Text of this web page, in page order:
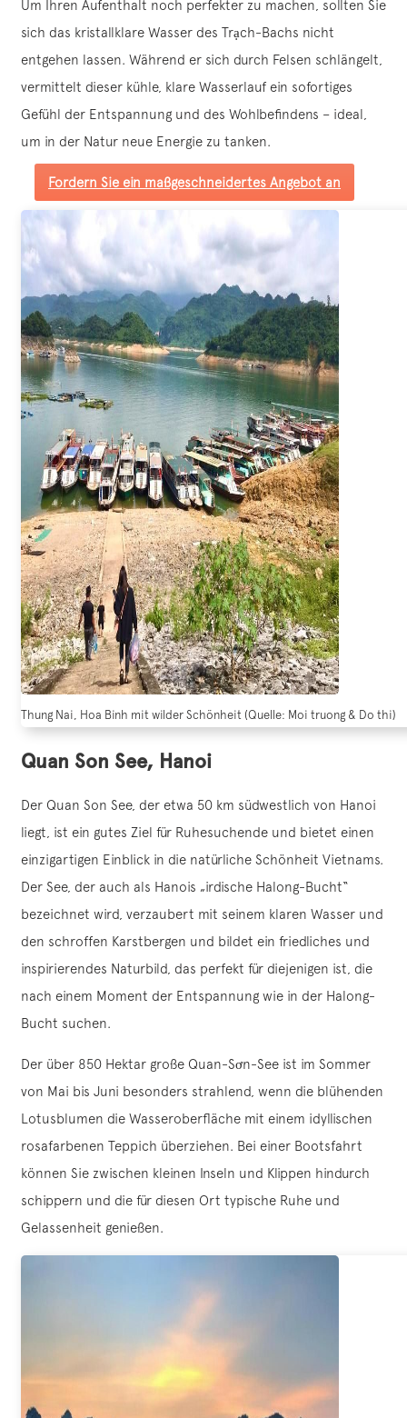
Um Ihren Aufenthalt noch perfekter zu machen, sollten Sie
sich das kristallklare Wasser des Trạch-Bachs nicht
entgehen lassen. Während er sich durch Felsen schlängelt,
vermittelt dieser kühle, klare Wasserlauf ein sofortiges
Gefühl der Entspannung und des Wohlbefindens – ideal,
um in der Natur neue Energie zu tanken.
Fordern Sie ein maßgeschneidertes Angebot an
Thung Nai, Hoa Binh mit wilder Schönheit (Quelle: Moi truong & Do thi)
Quan Son See, Hanoi
Der Quan Son See, der etwa 50 km südwestlich von Hanoi
liegt, ist ein gutes Ziel für Ruhesuchende und bietet einen
einzigartigen Einblick in die natürliche Schönheit Vietnams.
Der See, der auch als Hanois „irdische Halong-Bucht“
bezeichnet wird, verzaubert mit seinem klaren Wasser und
den schroffen Karstbergen und bildet ein friedliches und
inspirierendes Naturbild, das perfekt für diejenigen ist, die
nach einem Moment der Entspannung wie in der Halong-
Bucht suchen.
Der über 850 Hektar große Quan-Sơn-See ist im Sommer
von Mai bis Juni besonders strahlend, wenn die blühenden
Lotusblumen die Wasseroberfläche mit einem idyllischen
rosafarbenen Teppich überziehen. Bei einer Bootsfahrt
können Sie zwischen kleinen Inseln und Klippen hindurch
schippern und die für diesen Ort typische Ruhe und
Gelassenheit genießen.